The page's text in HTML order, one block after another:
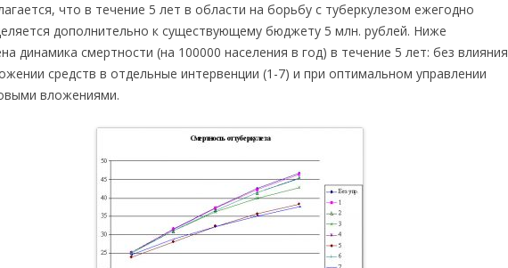
что в течение 5 лет в области на борьбу с туберкулезом ежегодно
дополнительно к существующему бюджету 5 млн. рублей. Ниже
динамика смертности (на 100000 населения в год) в течение 5 лет: без влияния
средств в отдельные интервенции (1-7) и при оптимальном управлении
вложениями.